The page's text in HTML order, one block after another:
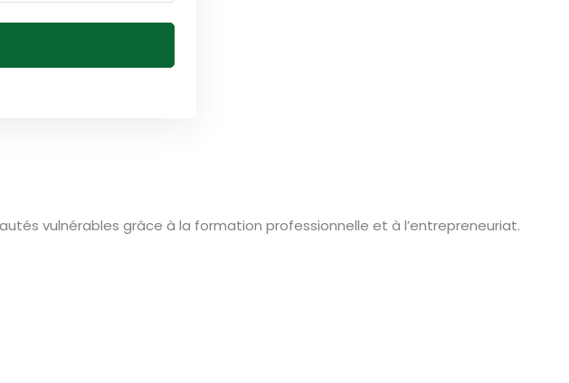
vulnérables grâce à la formation professionnelle et à l’entrepreneuriat.